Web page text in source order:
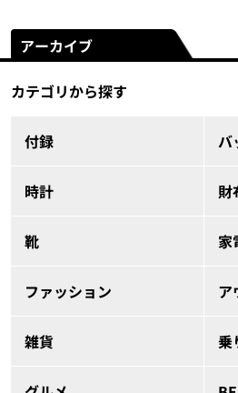
アーカイブ
カテゴリから探す
付録 バ
時計 財
靴 家
ファッション ア
雑貨 乗